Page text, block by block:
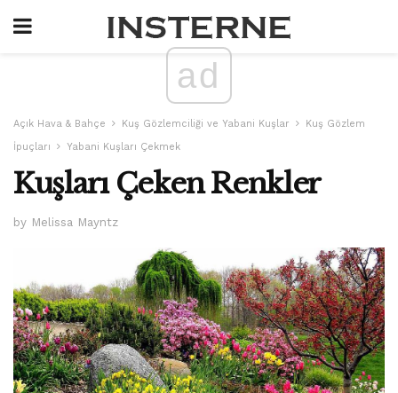
ad
Açık Hava & Bahçe Kuş Gözlemciliği ve Yabani Kuşlar
Kuş Gözlem
İpuçları
Yabani Kuşları Çekmek
Kuşları Çeken Renkler
by Melissa Mayntz